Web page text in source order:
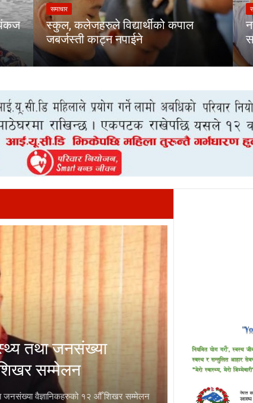
समाचार
स्कुल, कलेजहरुले विद्यार्थीको कपाल
जबर्जस्ती काट्न नपाईने
तथा जनसंख्या
सम्मेलन
जनसंख्या वैज्ञानिकहरुको १२ औँ शिखर सम्मेलन